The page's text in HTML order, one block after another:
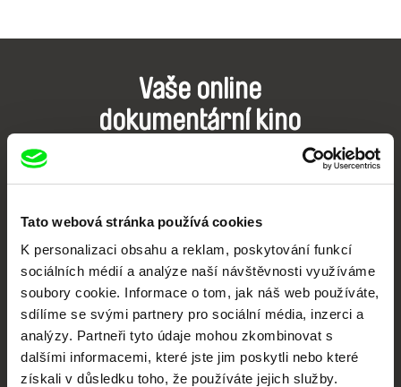
Tato webová stránka používá cookies
K personalizaci obsahu a reklam, poskytování funkcí
sociálních médií a analýze naší návštěvnosti využíváme
soubory cookie. Informace o tom, jak náš web používáte,
sdílíme se svými partnery pro sociální média, inzerci a
analýzy. Partneři tyto údaje mohou zkombinovat s
dalšími informacemi, které jste jim poskytli nebo které
získali v důsledku toho, že používáte jejich služby.
Vaše online
dokumentární kino
každý týden
festivalů dokumentárního filmu sdružených do Doc Alliance. Naším cílem je
posouvat hranice dokumentárního filmu, propagovat jeho rozmanitost a
podporovat kvalitní autorské filmy.